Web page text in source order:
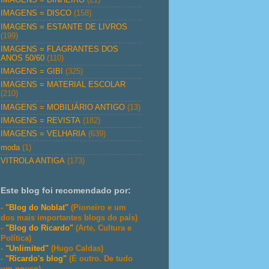
IMAGENS = DISCO (158)
IMAGENS = ESTANTE DE LIVROS
(199)
IMAGENS = FLAGRANTES DOS
ANOS 50/60 (110)
IMAGENS = GIBI
(325)
IMAGENS = MATERIAL ESCOLAR
(210)
IMAGENS = MOBILIÁRIO ANTIGO (13)
IMAGENS = REVISTA (182)
IMAGENS = VELHARIA (639)
moda (1)
VITROLA ANTIGA (173)
Este blog foi recomendado por:
- "Blog do Noblat" (Pioneiro e um
dos mais importantes blogs do país)
- "Blog do Ricardo" (Arte, Cultura e
Política)
- "Unlimited" (Hugo Caldas)
- "Ricardo's blog" (É outro. De tudo